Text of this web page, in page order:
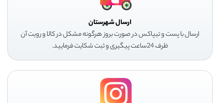
ارسال شهرستان
ارسال با پست و تیپاکس در صورت بروز هرگونه مشکل در کالا و رویت آن
ظرف 24ساعت پیگیری و ثبت شکایت فرمایید.